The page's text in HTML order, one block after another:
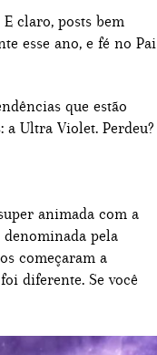
claro, posts bem
esse ano, e fé no Pai
que estão
a Ultra Violet. Perdeu?
animada com a
pela
começaram a
diferente. Se você